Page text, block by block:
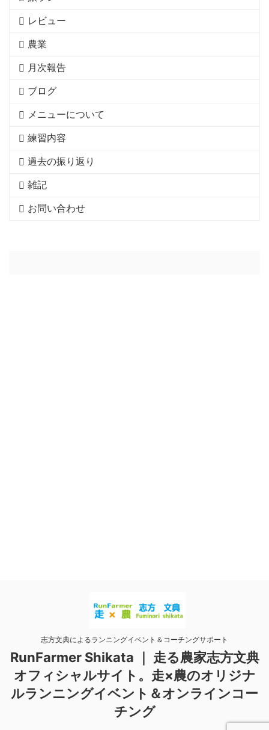
レビュー
農業
月次報告
ブログ
メニューについて
練習内容
過去の振り返り
雑記
お問い合わせ
志方文典によるランニングイベント＆コーチングサポート
RunFarmer Shikata ｜ 走る農家志方文典
オフィシャルサイト。走×農のオリジナ
ルランニングイベント＆オンラインコー
チング